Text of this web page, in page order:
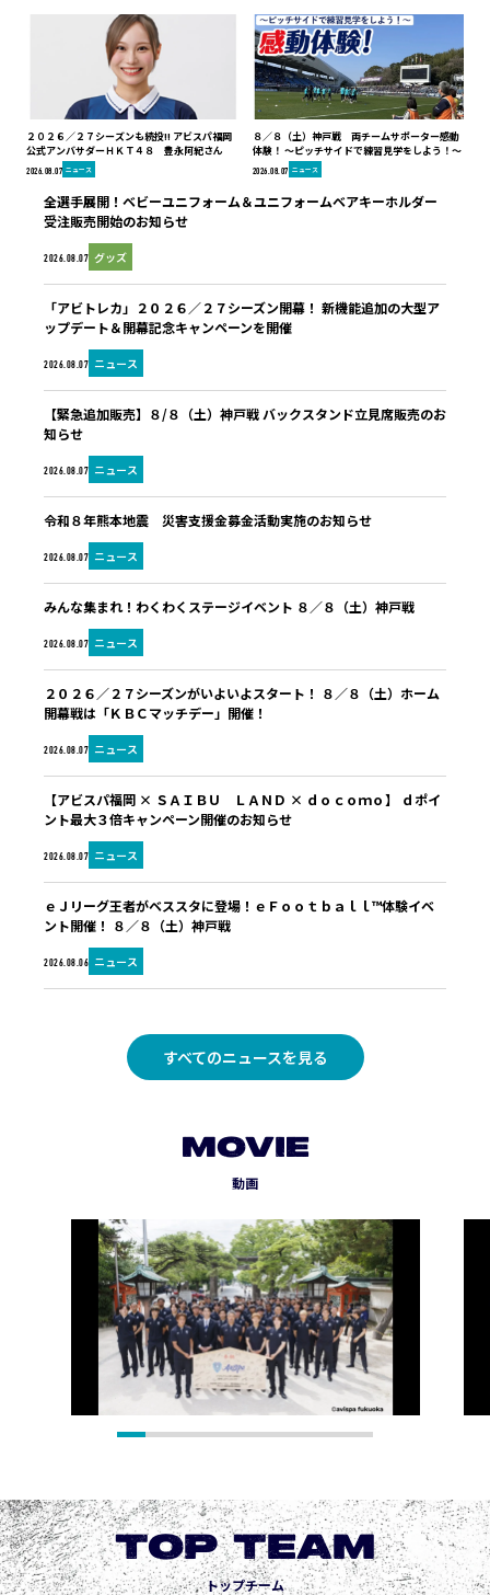
２０２６／２７シーズンも続投!! アビスパ福岡
公式アンバサダーＨＫＴ４８ 豊永阿紀さん
2026.08.07 ニュース
８／８（土）神戸戦 両チームサポーター感動
体験！ ～ピッチサイドで練習見学をしよう！～
2026.08.07 ニュース
2026.08.07 グッズ
全選手展開！ベビーユニフォーム＆ユニフォームベアキーホルダー
受注販売開始のお知らせ
2026.08.07 ニュース
「アビトレカ」２０２６／２７シーズン開幕！ 新機能追加の大型ア
ップデート＆開幕記念キャンペーンを開催
2026.08.07 ニュース
【緊急追加販売】８/８（土）神戸戦 バックスタンド立見席販売のお
知らせ
2026.08.07 ニュース
令和８年熊本地震 災害支援金募金活動実施のお知らせ
2026.08.07 ニュース
みんな集まれ！わくわくステージイベント ８／８（土）神戸戦
2026.08.07 ニュース
２０２６／２７シーズンがいよいよスタート！ ８／８（土）ホーム
開幕戦は「ＫＢＣマッチデー」開催！
2026.08.07 ニュース
【アビスパ福岡 × ＳＡＩＢＵ ＬＡＮＤ × ｄｏｃｏｍｏ】 ｄポイ
ント最大３倍キャンペーン開催のお知らせ
2026.08.06 ニュース
ｅＪリーグ王者がベススタに登場！ｅＦｏｏｔｂａｌｌ™体験イベ
ント開催！ ８／８（土）神戸戦
すべてのニュースを見る
MOVIE
動画
TOP TEAM
トップチーム